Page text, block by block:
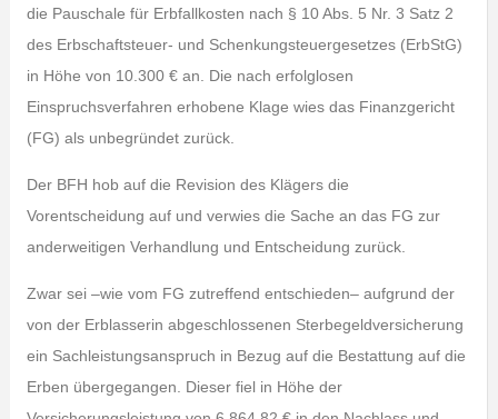
die Pauschale für Erbfallkosten nach § 10 Abs. 5 Nr. 3 Satz 2
des Erbschaftsteuer- und Schenkungsteuergesetzes (ErbStG)
in Höhe von 10.300 € an. Die nach erfolglosen
Einspruchsverfahren erhobene Klage wies das Finanzgericht
(FG) als unbegründet zurück.
Der BFH hob auf die Revision des Klägers die
Vorentscheidung auf und verwies die Sache an das FG zur
anderweitigen Verhandlung und Entscheidung zurück.
Zwar sei –wie vom FG zutreffend entschieden– aufgrund der
von der Erblasserin abgeschlossenen Sterbegeldversicherung
ein Sachleistungsanspruch in Bezug auf die Bestattung auf die
Erben übergegangen. Dieser fiel in Höhe der